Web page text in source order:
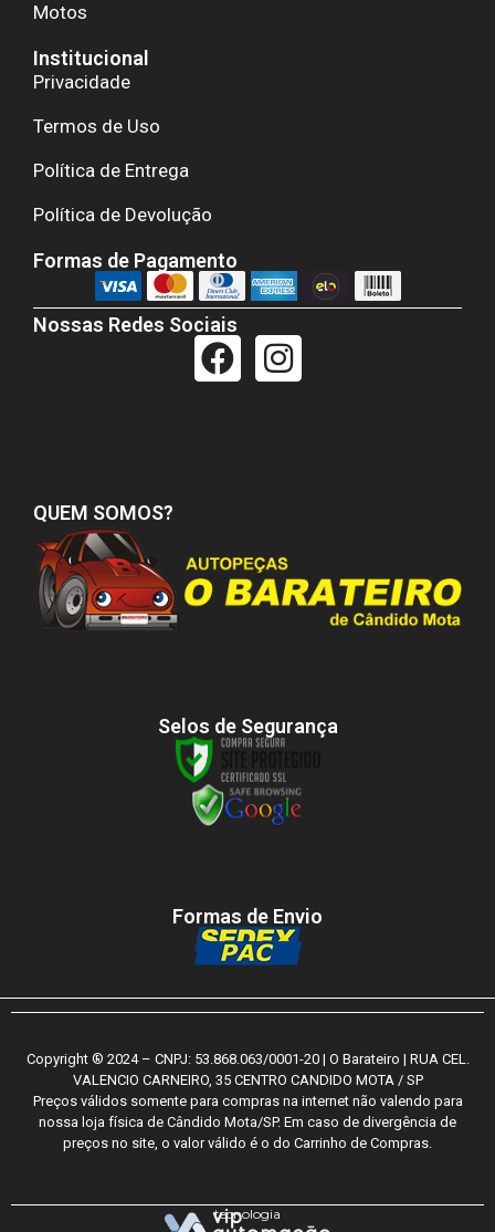
Motos
Institucional
Privacidade
Termos de Uso
Política de Entrega
Política de Devolução
Formas de Pagamento
Nossas Redes Sociais
QUEM SOMOS?
Selos de Segurança
Formas de Envio
Copyright ® 2024 – CNPJ: 53.868.063/0001-20 | O Barateiro | RUA CEL.
VALENCIO CARNEIRO, 35 CENTRO CANDIDO MOTA / SP
Preços válidos somente para compras na internet não valendo para
nossa loja física de Cândido Mota/SP. Em caso de divergência de
preços no site, o valor válido é o do Carrinho de Compras.
tecnologia